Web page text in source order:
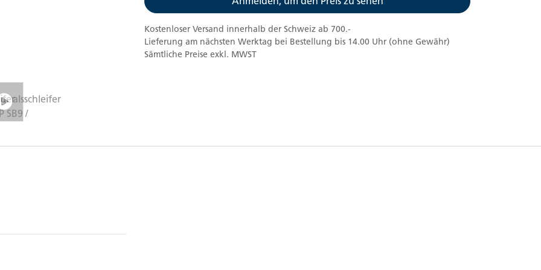
Kostenloser Versand innerhalb der Schweiz ab 700.-
Lieferung am nächsten Werktag bei Bestellung bis 14.00 Uhr (ohne Gewähr)
Sämtliche Preise exkl. MWST